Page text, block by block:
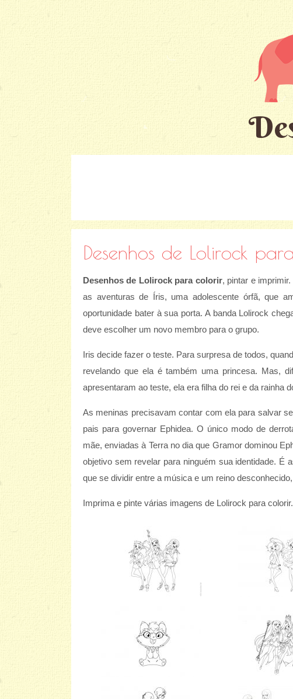
Desenhos de Lolirock
Desenhos de Lolirock para colorir, pintar e
as aventuras de Íris, uma adolescente órfã, que
oportunidade bater à sua porta. A banda Lolirock
deve escolher um novo membro para o grupo.
Iris decide fazer o teste. Para surpresa de todos,
revelando que ela é também uma princesa. Mas,
apresentaram ao teste, ela era filha do rei e da rainha
As meninas precisavam contar com ela para salvar
pais para governar Ephidea. O único modo de
mãe, enviadas à Terra no dia que Gramor dominou
objetivo sem revelar para ninguém sua identidade. É
que se dividir entre a música e um reino
Imprima e pinte várias imagens de Lolirock para colorir.